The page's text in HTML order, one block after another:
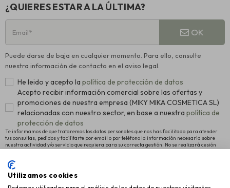
¿QUIERES ESTAR A LA ÚLTIMA?
OK
Puede darse de baja en cualquier momento. Para ello, consulte
nuestra información de contacto en el aviso legal.
He leido y acepto la política de protección de datos
Acepto recibir información comercial sobre las ofertas y
promociones de nuestra empresa (MIKY MIKA COSMETICA SL)
relacionadas con nuestro sector, en base a nuestra política de
protección de datos
Te informamos de que trataremos los datos personales que nos has facilitado para atender
tus consultas, pedidos y facilitarte por email o por teléfono la información necesaria sobre
nuestra actividad y/o servicio que requiera para su correcta gestión. No se realizará cesión
alguna a terceros. La legitimación para el tratamiento es el consentimiento manifestado para
novedades. Para más información y conocer cómo ejercitar tus derechos de acceso,
rectificación y supresión, así como otros, pulsa
Utilizamos cookies